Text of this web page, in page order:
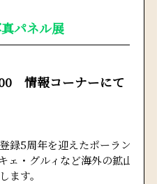
パネル展
情報コーナーにて
録5周年を迎えたポーラン
ェ・グルィなど海外の鉱山
ます。